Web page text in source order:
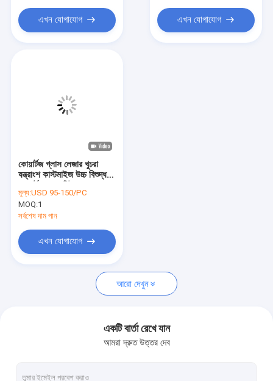
কোয়ার্টজ ক্যাপিলারি টিউব
সিলিকন ডাই অক্সাইড স্পুটারিং টার্গেট
কোয়ার্টজ গ্লাস প্লেট
কাস্টম গ্লাস যন্ত্রাংশ
অপটিক্যাল ম্যানুফ্যাকচারিং ইকুইপমেন্ট
মোবাইল গ্লাস কভার মেকিং মেশিন
এখন যোগাযোগ এখন যোগাযোগ
কোয়ার্টজ গ্লাস লেজার খুচরা
যন্ত্রাংশ কাস্টমাইজ উচ্চ বিশুদ্ধতা
মূল্য:USD 95-150/PC
MOQ:1
সর্বশেষ দাম পান
এখন যোগাযোগ
আরো দেখুন
একটি বার্তা রেখে যান
আমরা দ্রুত উত্তর দেব